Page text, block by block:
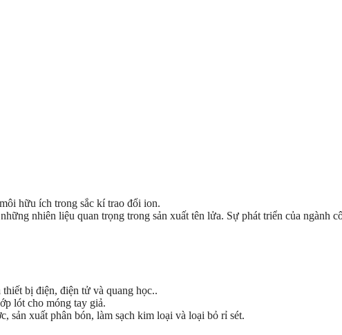
hữu ích trong sắc kí trao đổi ion.
nhiên liệu quan trọng trong sản xuất tên lửa. Sự phát triển của ngành
bị điện, điện tử và quang học..
lót cho móng tay giả.
sản xuất phân bón, làm sạch kim loại và loại bỏ rỉ sét.